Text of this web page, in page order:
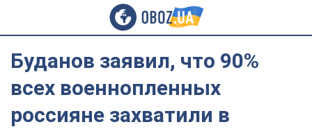
Буданов заявил, что 90%
всех военнопленных
россияне захватили в